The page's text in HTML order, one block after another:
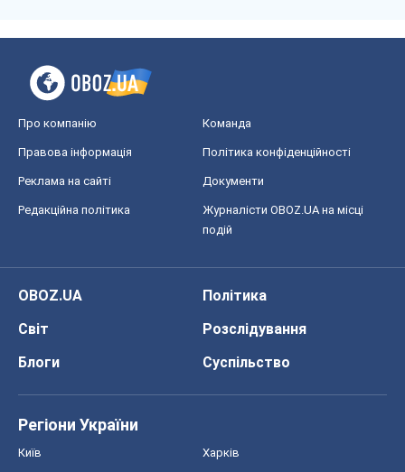
Про компанію Команда
Правова інформація Політика конфіденційності
Реклама на сайті Документи
Редакційна політика
Журналісти OBOZ.UA на місці
подій
OBOZ.UA
Політика
Світ
Розслідування
Блоги
Суспільство
Регіони України
Київ Харків